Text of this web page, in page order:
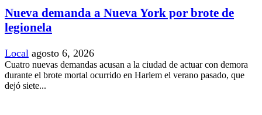
Nueva demanda a Nueva York por brote de
legionela
Local agosto 6, 2026
Cuatro nuevas demandas acusan a la ciudad de actuar con demora
durante el brote mortal ocurrido en Harlem el verano pasado, que
dejó siete...